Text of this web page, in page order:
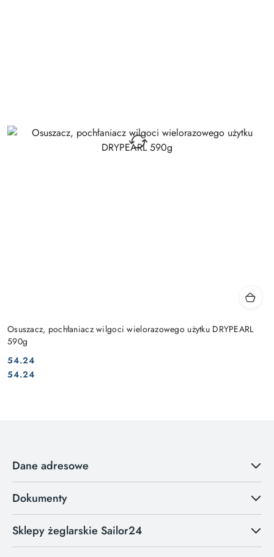
Osuszacz, pochłaniacz wilgoci wielorazowego użytku DRYPEARL
590g
Cena:
54.24
Cena:
54.24
Dane adresowe
Dokumenty
Sklepy żeglarskie Sailor24